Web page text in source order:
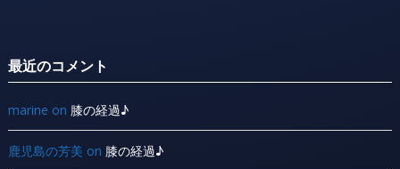
最近のコメント
marine on 膝の経過♪
鹿児島の芳美 on 膝の経過♪